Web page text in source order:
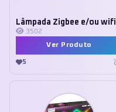
Lâmpada Zigbee e/ou wifi
3502
Ver Produto
5